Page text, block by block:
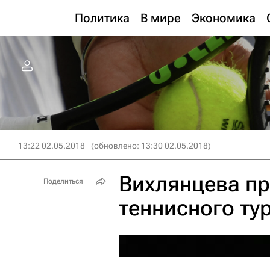
Политика В мире Экономика
13:22 02.05.2018 (обновлено: 13:30 02.05.2018)
Вихлянцева
теннисного
Поделиться